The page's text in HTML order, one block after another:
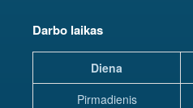
Darbo laikas
Diena
Pirmadienis